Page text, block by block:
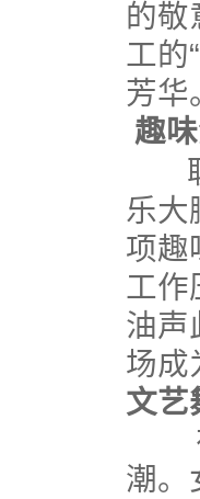
的敬
工的
芳华
趣
联
乐大
项趣
工作
油声
场成
文艺
在
潮。